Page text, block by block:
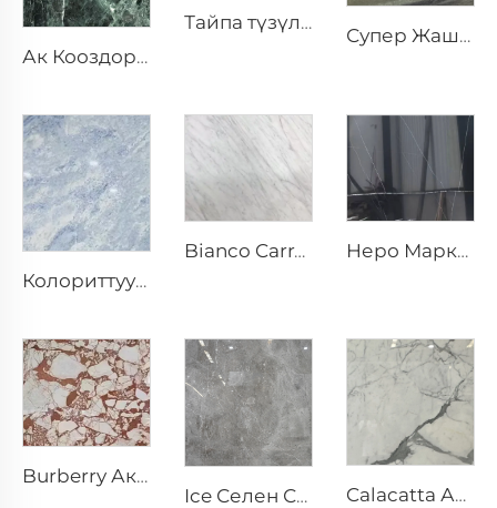
Ак Кооздору жана Өрнөгү менен Прада Жашыл Табигый Таш Мрамор
Тайпа түзүлүштүү жана Күмүш-Серги жолугуштары бар Ортоңчо Серги Табигый Таш Мрамор
Супер Жашыл Табигый Таш Мрамор
Колориттуу Кристалл Саргыч-Ак Жумшак Кумташ Көк-Саргыч Текстура Жана Жаркындаган Шашырандылар
Bianco Carrara Ак Табигый Таş Мрамору Жарык Селен Веналар Неро Маркина Карасаргыч Жумшак Кумташ Ак трескучая текстура веналар менен
Burberry Ак Табигый Таş Мрамору Тарамчалуу Кызыл-Кара Өрнөгү
Ice Селен Селен Табигый Таş Мрамору Ак Тарамчалуу Ызакын Веналар
Calacatta Ак Табигый Таş Мрамору Селен Вена жана Өрнөгү